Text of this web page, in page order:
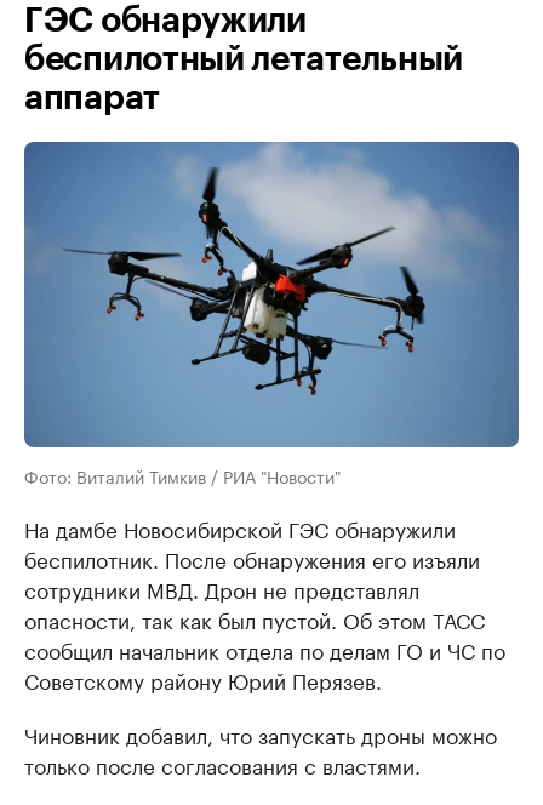
ГЭС обнаружили
беспилотный летательный
аппарат
Фото: Виталий Тимкив / РИА "Новости"
На дамбе Новосибирской ГЭС обнаружили
беспилотник. После обнаружения его изъяли
сотрудники МВД. Дрон не представлял
опасности, так как был пустой. Об этом ТАСС
сообщил начальник отдела по делам ГО и ЧС по
Советскому району Юрий Перязев.
Чиновник добавил, что запускать дроны можно
только после согласования с властями.